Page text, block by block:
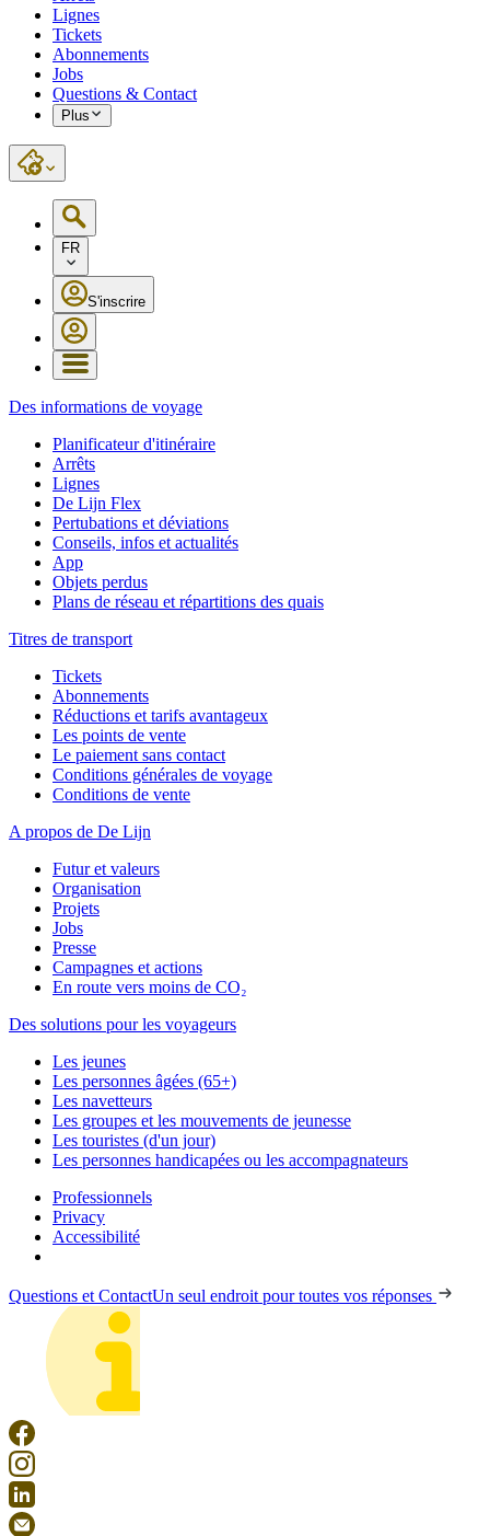
Lignes
Tickets
Abonnements
Jobs
Questions & Contact
Plus
FR
S'inscrire
Des informations de voyage
Planificateur d'itinéraire
Arrêts
Lignes
De Lijn Flex
Pertubations et déviations
Conseils, infos et actualités
App
Objets perdus
Plans de réseau et répartitions des quais
Titres de transport
Tickets
Abonnements
Réductions et tarifs avantageux
Les points de vente
Le paiement sans contact
Conditions générales de voyage
Conditions de vente
A propos de De Lijn
Futur et valeurs
Organisation
Projets
Jobs
Presse
Campagnes et actions
En route vers moins de CO₂
Des solutions pour les voyageurs
Les jeunes
Les personnes âgées (65+)
Les navetteurs
Les groupes et les mouvements de jeunesse
Les touristes (d'un jour)
Les personnes handicapées ou les accompagnateurs
Professionnels
Privacy
Accessibilité
Questions et ContactUn seul endroit pour toutes vos réponses